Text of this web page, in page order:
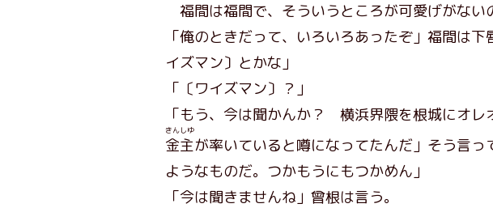
福間は福間で、そういうところが可愛げがない
「俺のときだって、いろいろあったぞ」福間は
イズマン〕とかな」
「〔ワイズマン〕？」
「もう、今は聞かんか？ 横浜界隈を根城にオ
金主
きんしゆ
が率いていると噂になってたんだ」そう言
ようなものだ。つかもうにもつかめん」
「今は聞きませんね」曾根は言う。